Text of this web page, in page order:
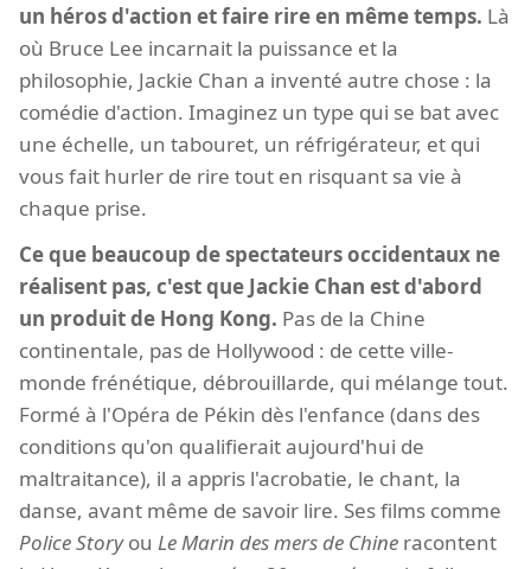
un héros d'action et faire rire en même temps. Là
où Bruce Lee incarnait la puissance et la
philosophie, Jackie Chan a inventé autre chose : la
comédie d'action. Imaginez un type qui se bat avec
une échelle, un tabouret, un réfrigérateur, et qui
vous fait hurler de rire tout en risquant sa vie à
chaque prise.
Ce que beaucoup de spectateurs occidentaux ne
réalisent pas, c'est que Jackie Chan est d'abord
un produit de Hong Kong. Pas de la Chine
continentale, pas de Hollywood : de cette ville-
monde frénétique, débrouillarde, qui mélange tout.
Formé à l'Opéra de Pékin dès l'enfance (dans des
conditions qu'on qualifierait aujourd'hui de
maltraitance), il a appris l'acrobatie, le chant, la
danse, avant même de savoir lire. Ses films comme
Police Storyou Le Marin des mers de Chine racontent